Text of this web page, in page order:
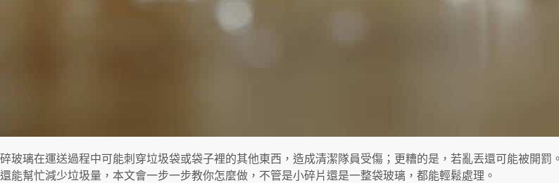
碎玻璃在運送過程中可能刺穿垃圾袋或袋子裡的其他東西，造成清潔隊員受傷；更糟的是，若亂丟還可能被開
還能幫忙減少垃圾量，本文會一步一步教你怎麼做，不管是小碎片還是一整袋玻璃，都能輕鬆處理。